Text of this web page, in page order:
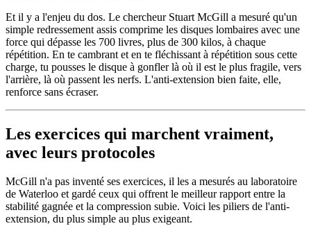
Et il y a l'enjeu du dos. Le chercheur Stuart McGill a mesuré qu'un
simple redressement assis comprime les disques lombaires avec une
force qui dépasse les 700 livres, plus de 300 kilos, à chaque
répétition. En te cambrant et en te fléchissant à répétition sous cette
charge, tu pousses le disque à gonfler là où il est le plus fragile, vers
l'arrière, là où passent les nerfs. L'anti-extension bien faite, elle,
renforce sans écraser.
Les exercices qui marchent vraiment,
avec leurs protocoles
McGill n'a pas inventé ses exercices, il les a mesurés au laboratoire
de Waterloo et gardé ceux qui offrent le meilleur rapport entre la
stabilité gagnée et la compression subie. Voici les piliers de l'anti-
extension, du plus simple au plus exigeant.